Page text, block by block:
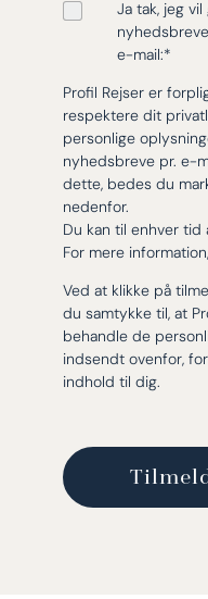
Ja tak, jeg
e-mail:*
Profil Rejser er
respektere dit
personlige
nyhedsbreve pr. e-
dette, bedes du
nedenfor.
Du kan til enhver
For mere
Ved at klikke på
du samtykke til, at
behandle de
indsendt ovenfor,
indhold til dig.